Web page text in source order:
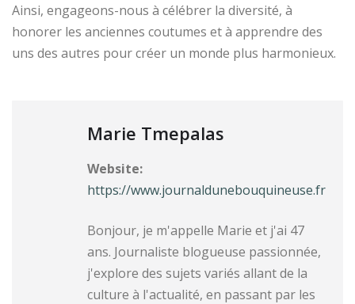
Ainsi, engageons-nous à célébrer la diversité, à
honorer les anciennes coutumes et à apprendre des
uns des autres pour créer un monde plus harmonieux.
Marie Tmepalas
Website:
https://www.journaldunebouquineuse.fr
Bonjour, je m'appelle Marie et j'ai 47
ans. Journaliste blogueuse passionnée,
j'explore des sujets variés allant de la
culture à l'actualité, en passant par les